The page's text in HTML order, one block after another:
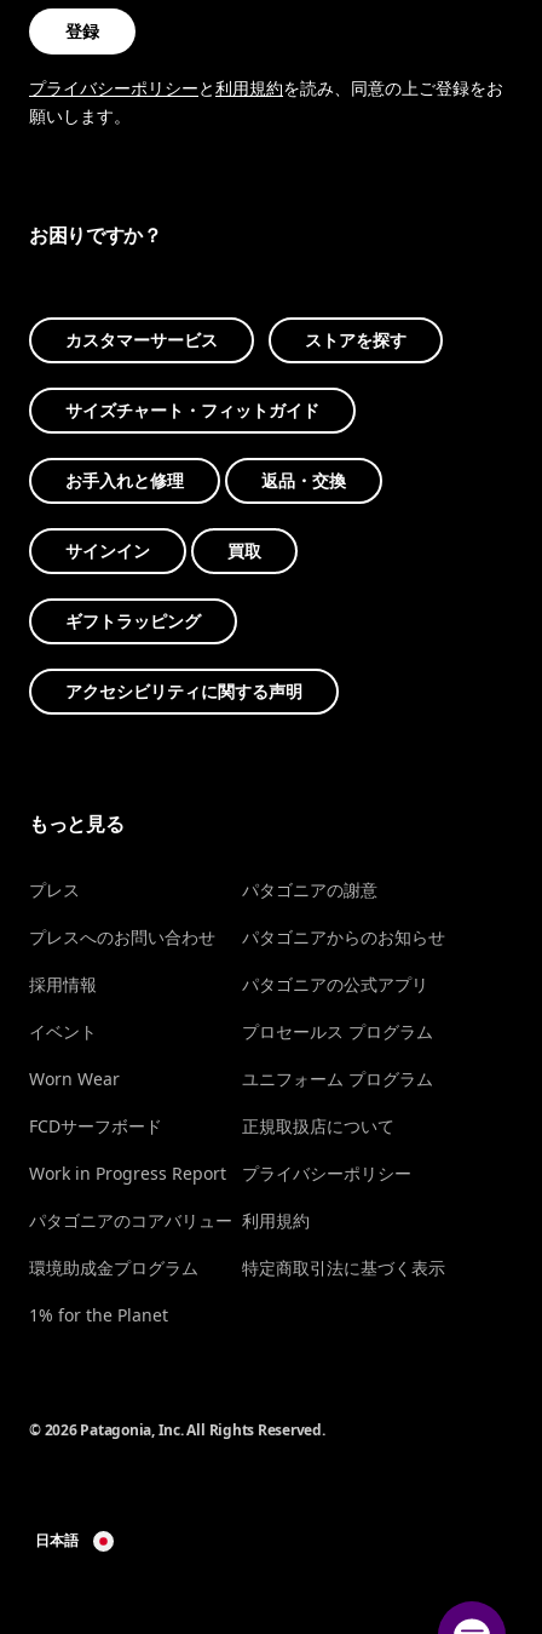
登録
プライバシーポリシーと利用規約を読み、同意の上ご登録をお
願いします。
お困りですか？
カスタマーサービス ストアを探す
サイズチャート・フィットガイド
お手入れと修理 返品・交換
サインイン 買取
ギフトラッピング
アクセシビリティに関する声明
もっと見る
プレス
プレスへのお問い合わせ
採用情報
イベント
Worn Wear
FCDサーフボード
Work in Progress Report
パタゴニアのコアバリュー
環境助成金プログラム
1% for the Planet
パタゴニアの謝意
パタゴニアからのお知らせ
パタゴニアの公式アプリ
プロセールス プログラム
ユニフォーム プログラム
正規取扱店について
プライバシーポリシー
利用規約
特定商取引法に基づく表示
© 2026 Patagonia, Inc. All Rights Reserved.
日本語